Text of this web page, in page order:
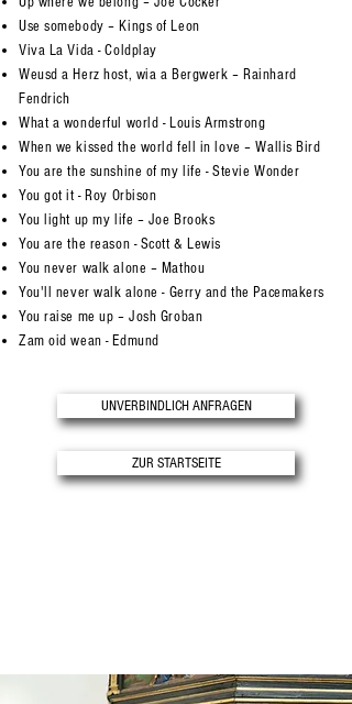
Use somebody – Kings of Leon
Viva La Vida - Coldplay
Weusd a Herz host, wia a Bergwerk – Rainhard
Fendrich
What a wonderful world - Louis Armstrong
When we kissed the world fell in love – Wallis Bird
You are the sunshine of my life - Stevie Wonder
You got it - Roy Orbison
You light up my life – Joe Brooks
You are the reason - Scott & Lewis
You never walk alone – Mathou
You'll never walk alone - Gerry and the Pacemakers
You raise me up – Josh Groban
Zam oid wean - Edmund
UNVERBINDLICH ANFRAGEN
ZUR STARTSEITE